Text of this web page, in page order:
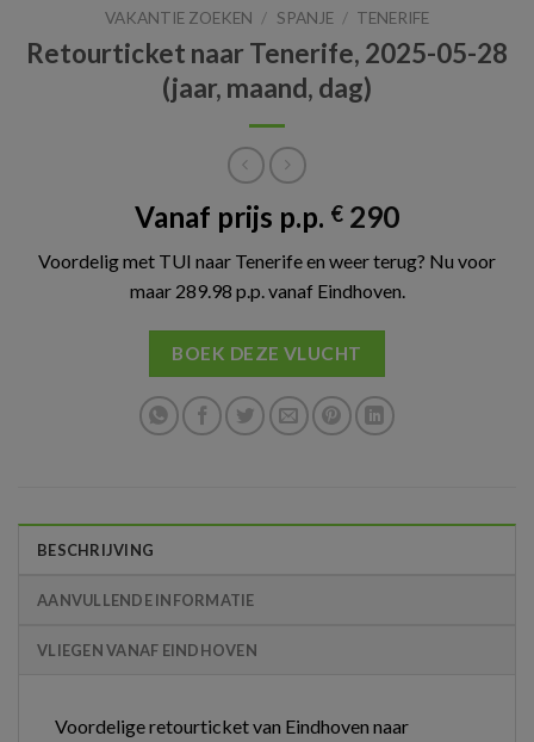
VAKANTIE ZOEKEN / SPANJE / TENERIFE
Retourticket naar Tenerife, 2025-05-28
(jaar, maand, dag)
Vanaf prijs p.p. € 290
Voordelig met TUI naar Tenerife en weer terug? Nu voor
maar 289.98 p.p. vanaf Eindhoven.
BOEK DEZE VLUCHT
BESCHRIJVING
AANVULLENDE INFORMATIE
VLIEGEN VANAF EINDHOVEN
Voordelige retourticket van Eindhoven naar